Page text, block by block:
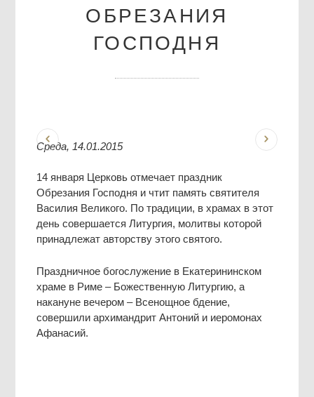
ОБРЕЗАНИЯ
ГОСПОДНЯ
Среда, 14.01.2015
14 января Церковь отмечает праздник
Обрезания Господня и чтит память святителя
Василия Великого. По традиции, в храмах в этот
день совершается Литургия, молитвы которой
принадлежат авторству этого святого.
Праздничное богослужение в Екатерининском
храме в Риме – Божественную Литургию, а
накануне вечером – Всенощное бдение,
совершили архимандрит Антоний и иеромонах
Афанасий.